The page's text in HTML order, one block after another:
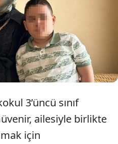
evine giden C.K.
bulunan av tüfeği ile
alması sonucu kuzeni
(9) ölümüne neden oldu.
3’üncü sınıf
ailesiyle birlikte
için